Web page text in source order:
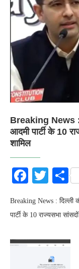
Breaking News :
आदमी पार्टी के 10
शामिल
Breaking News :
पार्टी के 10 राज्यसभा